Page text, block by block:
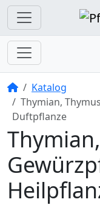
Startseite
Katalog
Thymian,
Duftpflanze